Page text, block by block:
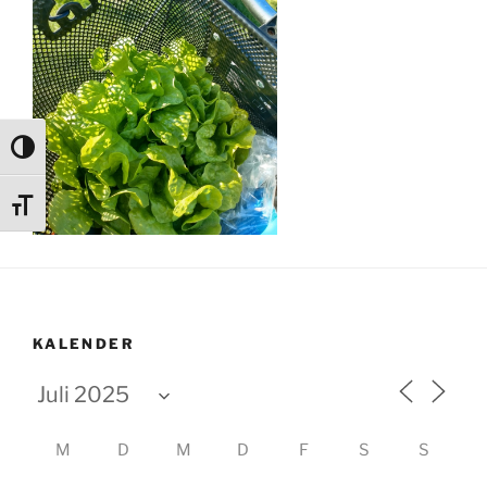
Umschalten auf hohe Kontraste
Schrift vergrößern
KALENDER
M D M D F S S